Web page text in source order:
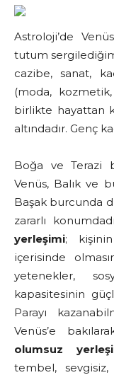
Astroloji’de
tutum
cazibe, sanat,
(moda,
birlikte hayattan
altındadır. Genç
Boğa ve Terazi
Venüs, Balık ve
Başak burcunda
zararlı
yerleşimi;
içerisinde
yetenekler,
kapasitesinin
Parayı
Venüs’e
olumsuz
tembel,